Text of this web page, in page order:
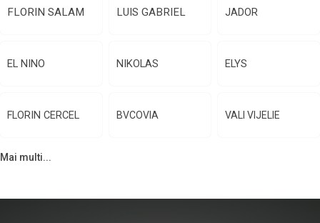
FLORIN SALAM LUIS GABRIEL JADOR
EL NINO NIKOLAS ELYS
FLORIN CERCEL BVCOVIA VALI VIJELIE
Mai multi...